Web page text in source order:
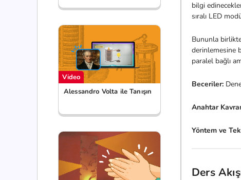
Video
Alessandro Volta ile Tanışın
bilgi
sıralı LED
Bununla
derinlemesine
paralel bağlı
Beceriler:
Anahtar
Yöntem ve
Ders